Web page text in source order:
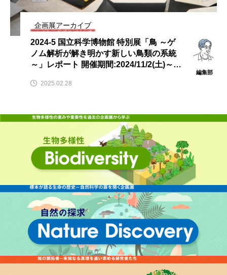
企画展アーカイブ
2024-5 国立科学博物館 特別展「鳥 ～ゲ
ノム解析が解き明かす新しい鳥類の系統
～」レポート 開催期間:2024/11/2(土)～2
編集部
2025.02.28